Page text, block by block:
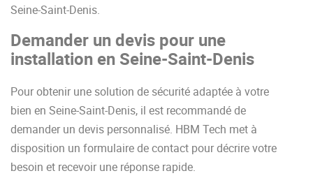
Seine-Saint-Denis.
Demander un devis pour une
installation en Seine-Saint-Denis
Pour obtenir une solution de sécurité adaptée à votre
bien en Seine-Saint-Denis, il est recommandé de
demander un devis personnalisé. HBM Tech met à
disposition un formulaire de contact pour décrire votre
besoin et recevoir une réponse rapide.